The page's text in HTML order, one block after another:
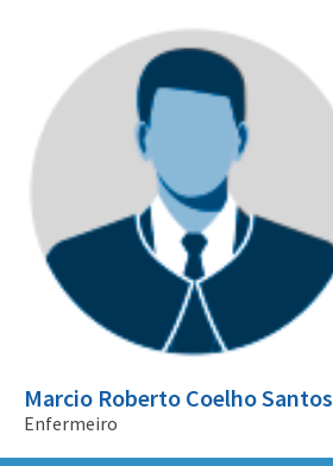
Marcio Roberto Coelho Santos
Enfermeiro